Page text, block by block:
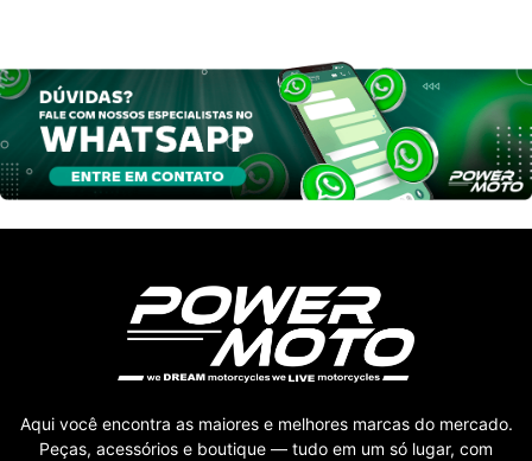
Aqui você encontra as maiores e melhores marcas do mercado.
Peças, acessórios e boutique — tudo em um só lugar, com